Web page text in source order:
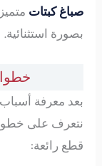
صباغ كبتات
بصورة استثنائية.
بعد معرفة
نتعرف على
قطع رائعة: